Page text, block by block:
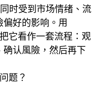
时受到市场情绪、流
好的影响。用
它看作一套流程：观
认風險，然后再下
题？